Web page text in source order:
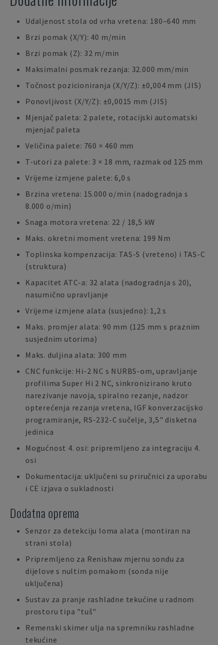
Udaljenost stola od vrha vretena: 180–640 mm
Brzi pomak (X/Y): 40 m/min
Brzi pomak (Z): 32 m/min
Maksimalni posmak rezanja: 32.000 mm/min
Točnost pozicioniranja (X/Y/Z): ±0,004 mm (JIS)
Ponovljivost (X/Y/Z): ±0,0015 mm (JIS)
Mjenjač paleta: 2 palete, rotacijski automatski
mjenjač paleta
Veličina palete: 760 × 460 mm
T-utori za palete: 3 × 18 mm, razmak od 125 mm
Vrijeme izmjene palete: 6,0 s
Brzina vretena: 15.000 o/min (nadogradnja s
8.000 o/min)
Snaga motora vretena: 22 / 18,5 kW
Maks. okretni moment vretena: 199 Nm
Toplinska kompenzacija: TAS-S (vreteno) i TAS-C
(struktura)
Kapacitet ATC-a: 32 alata (nadogradnja s 20),
nasumično upravljanje
Vrijeme izmjene alata (susjedno): 1,2 s
Maks. promjer alata: 90 mm (125 mm s praznim
susjednim utorima)
Maks. duljina alata: 300 mm
CNC funkcije: Hi-2 NC s NURBS-om, upravljanje
profilima Super Hi 2 NC, sinkronizirano kruto
narezivanje navoja, spiralno rezanje, nadzor
opterećenja rezanja vretena, IGF konverzacijsko
programiranje, RS-232-C sučelje, 3,5" disketna
jedinica
Mogućnost 4. osi: pripremljeno za integraciju 4.
osi
Dokumentacija: uključeni su priručnici za uporabu
i CE izjava o sukladnosti
Dodatna oprema
Senzor za detekciju loma alata (montiran na
strani stola)
Pripremljeno za Renishaw mjernu sondu za
dijelove s nultim pomakom (sonda nije
uključena)
Sustav za pranje rashladne tekućine u radnom
prostoru tipa "tuš"
Remenski skimer ulja na spremniku rashladne
tekućine